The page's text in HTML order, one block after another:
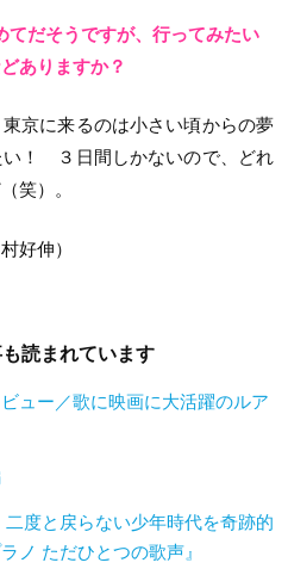
だそうですが、行ってみたい
ありますか？
東京に来るのは小さい頃からの夢
い！ ３日間しかないので、どれ
笑）。
好伸）
読まれています
ュー／歌に映画に大活躍のルア
二度と戻らない少年時代を奇跡的
ノ ただひとつの歌声』